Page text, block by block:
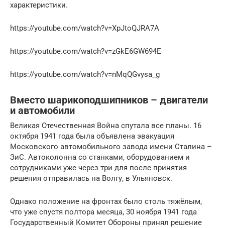
характеристики.
https://youtube.com/watch?v=XpJtoQJRA7A
https://youtube.com/watch?v=zGkE6GW694E
https://youtube.com/watch?v=nMqQGvysa_g
Вместо шарикоподшипников – двигатели
и автомобили
Великая Отечественная Война спутала все планы. 16
октября 1941 года была объявлена эвакуация
Московского автомобильного завода имени Сталина –
ЗиС. Автоколонна со станками, оборудованием и
сотрудниками уже через три для после принятия
решения отправилась на Волгу, в Ульяновск.
Однако положение на фронтах было столь тяжёлым,
что уже спустя полтора месяца, 30 ноября 1941 года
Государственный Комитет Обороны принял решение